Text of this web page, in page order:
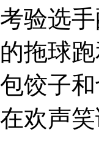
考验选
的拖球
包饺子
在欢声